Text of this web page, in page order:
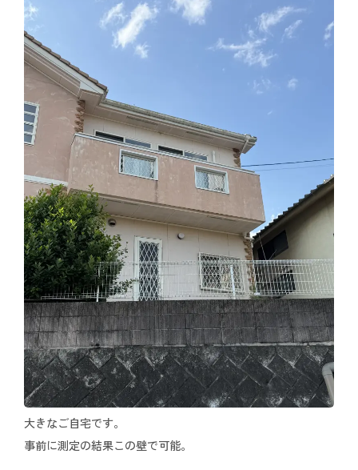
大きなご自宅です。
事前に測定の結果この壁で可能。